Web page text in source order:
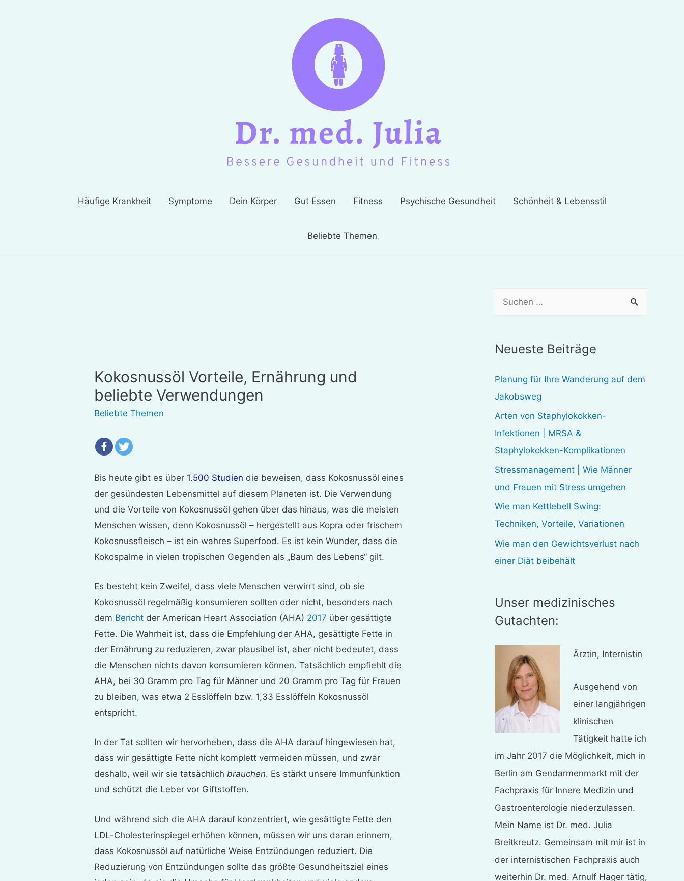
Häufige Krankheit Symptome Dein Körper Gut Essen Fitness Psychische Gesundheit Schönheit & Lebensstil
Beliebte Themen
Kokosnussöl Vorteile, Ernährung und
beliebte Verwendungen
Beliebte Themen
Bis heute gibt es über 1.500 Studien die beweisen, dass Kokosnussöl eines
der gesündesten Lebensmittel auf diesem Planeten ist. Die Verwendung
und die Vorteile von Kokosnussöl gehen über das hinaus, was die meisten
Menschen wissen, denn Kokosnussöl – hergestellt aus Kopra oder frischem
Kokosnussfleisch – ist ein wahres Superfood. Es ist kein Wunder, dass die
Kokospalme in vielen tropischen Gegenden als „Baum des Lebens“ gilt.
Es besteht kein Zweifel, dass viele Menschen verwirrt sind, ob sie
Kokosnussöl regelmäßig konsumieren sollten oder nicht, besonders nach
dem Bericht der American Heart Association (AHA) 2017 über gesättigte
Fette. Die Wahrheit ist, dass die Empfehlung der AHA, gesättigte Fette in
der Ernährung zu reduzieren, zwar plausibel ist, aber nicht bedeutet, dass
die Menschen nichts davon konsumieren können. Tatsächlich empfiehlt die
AHA, bei 30 Gramm pro Tag für Männer und 20 Gramm pro Tag für Frauen
zu bleiben, was etwa 2 Esslöffeln bzw. 1,33 Esslöffeln Kokosnussöl
entspricht.
In der Tat sollten wir hervorheben, dass die AHA darauf hingewiesen hat,
dass wir gesättigte Fette nicht komplett vermeiden müssen, und zwar
deshalb, weil wir sie tatsächlichbrauchen. Es stärkt unsere Immunfunktion
und schützt die Leber vor Giftstoffen.
Und während sich die AHA darauf konzentriert, wie gesättigte Fette den
LDL-Cholesterinspiegel erhöhen können, müssen wir uns daran erinnern,
dass Kokosnussöl auf natürliche Weise Entzündungen reduziert. Die
Reduzierung von Entzündungen sollte das größte Gesundheitsziel eines
h
n
n
a
c
h
:
Neueste Beiträge
Planung für Ihre Wanderung auf dem
Jakobsweg
Arten von Staphylokokken-
Infektionen | MRSA &
Staphylokokken-Komplikationen
Stressmanagement | Wie Männer
und Frauen mit Stress umgehen
Wie man Kettlebell Swing:
Techniken, Vorteile, Variationen
Wie man den Gewichtsverlust nach
einer Diät beibehält
Unser medizinisches
Gutachten:
Ärztin, Internistin
Ausgehend von
einer langjährigen
klinischen
Tätigkeit hatte ich
im Jahr 2017 die Möglichkeit, mich in
Berlin am Gendarmenmarkt mit der
Fachpraxis für Innere Medizin und
Gastroenterologie niederzulassen.
Mein Name ist Dr. med. Julia
Breitkreutz. Gemeinsam mit mir ist in
der internistischen Fachpraxis auch
weiterhin Dr. med. Arnulf Hager tätig,